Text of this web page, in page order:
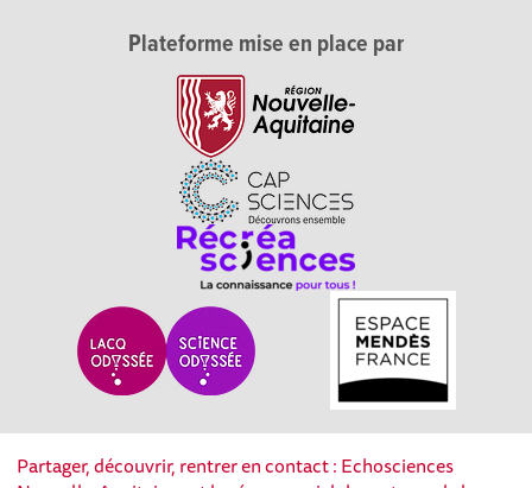
Plateforme mise en place par
Partager, découvrir, rentrer en contact : Echosciences